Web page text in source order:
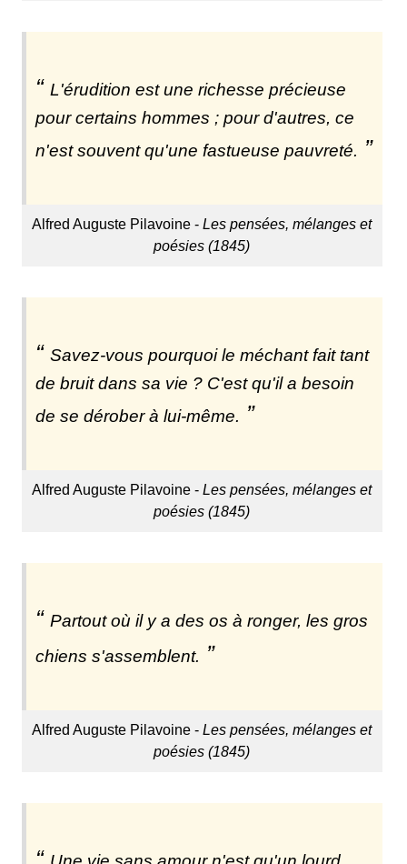
L'érudition est une richesse précieuse
pour certains hommes ; pour d'autres, ce
n'est souvent qu'une fastueuse pauvreté.
Alfred Auguste Pilavoine -Les pensées, mélanges et
poésies (1845)
Savez-vous pourquoi le méchant fait tant
de bruit dans sa vie ? C'est qu'il a besoin
de se dérober à lui-même.
Alfred Auguste Pilavoine -Les pensées, mélanges et
poésies (1845)
Partout où il y a des os à ronger, les gros
chiens s'assemblent.
Alfred Auguste Pilavoine -Les pensées, mélanges et
poésies (1845)